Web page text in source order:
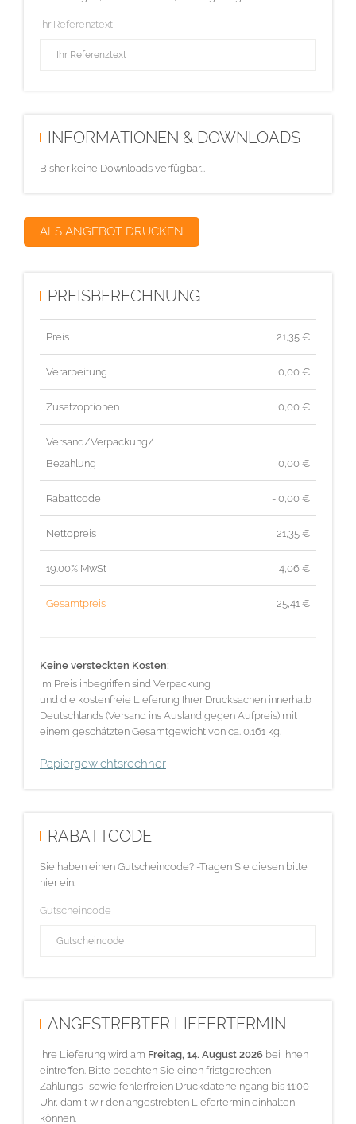
Ihr Referenztext
INFORMATIONEN & DOWNLOADS
Bisher keine Downloads verfügbar...
ALS ANGEBOT DRUCKEN
PREISBERECHNUNG
Preis 21,35 €
Verarbeitung 0,00 €
Zusatzoptionen 0,00 €
Versand/Verpackung/
Bezahlung
0,00 €
Rabattcode - 0,00 €
Nettopreis 21,35 €
19.00% MwSt 4,06 €
Gesamtpreis 25,41 €
Keine versteckten Kosten:
Im Preis inbegriffen sind Verpackung
und die kostenfreie Lieferung Ihrer Drucksachen innerhalb
Deutschlands (Versand ins Ausland gegen Aufpreis) mit
einem geschätzten Gesamtgewicht von ca. 0.161 kg.
Papiergewichtsrechner
RABATTCODE
Sie haben einen Gutscheincode? -Tragen Sie diesen bitte
hier ein.
Gutscheincode
ANGESTREBTER LIEFERTERMIN
Ihre Lieferung wird am Freitag, 14. August 2026 bei Ihnen
eintreffen. Bitte beachten Sie einen fristgerechten
Zahlungs- sowie fehlerfreien Druckdateneingang bis 11:00
Uhr, damit wir den angestrebten Liefertermin einhalten
können.